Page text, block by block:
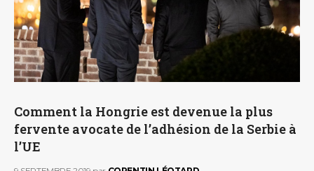
Comment la Hongrie est devenue la plus
fervente avocate de l’adhésion de la Serbie à
l’UE